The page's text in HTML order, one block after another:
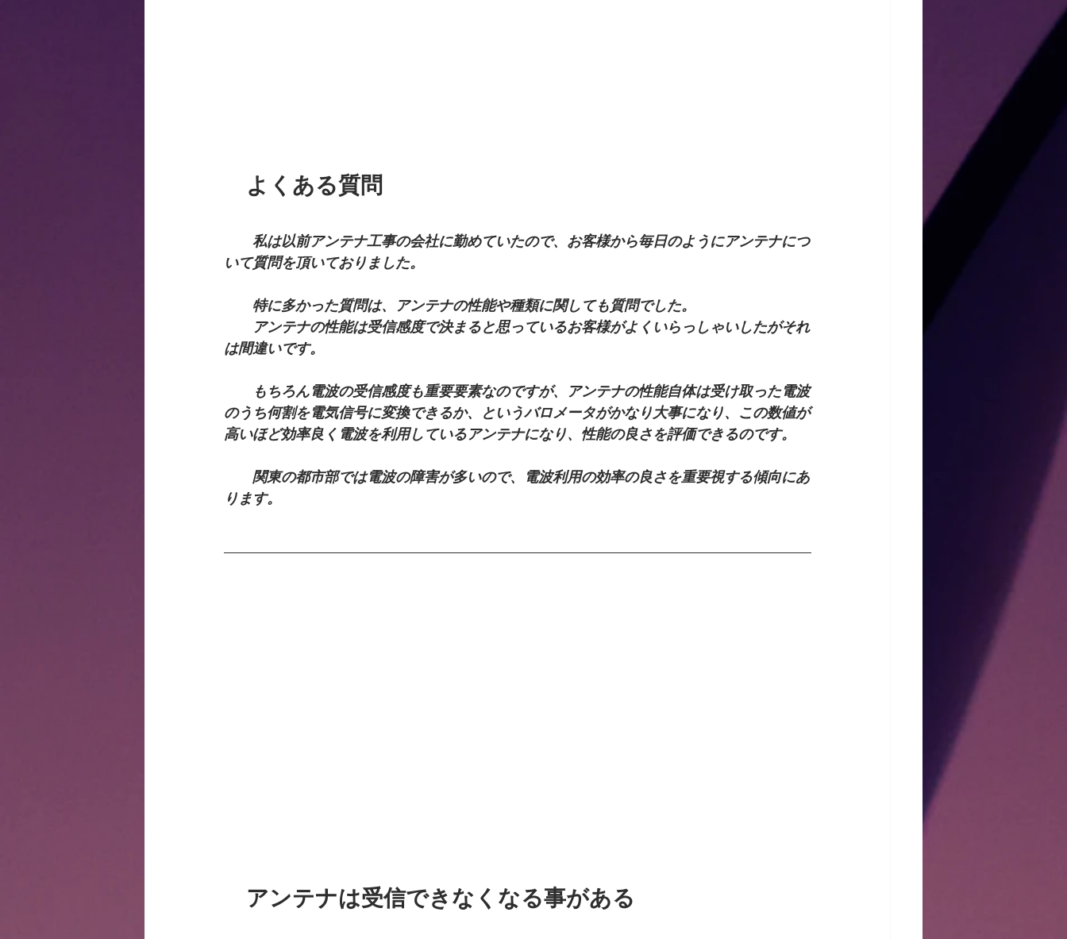
よくある質問
私は以前アンテナ工事の会社に勤めていたので、お客様から毎日のようにアンテナにつ
いて質問を頂いておりました。
特に多かった質問は、アンテナの性能や種類に関しても質問でした。
アンテナの性能は受信感度で決まると思っているお客様がよくいらっしゃいしたがそれ
は間違いです。
もちろん電波の受信感度も重要要素なのですが、アンテナの性能自体は受け取った電波
のうち何割を電気信号に変換できるか、というバロメータがかなり大事になり、この数値が
高いほど効率良く電波を利用しているアンテナになり、性能の良さを評価できるのです。
関東の都市部では電波の障害が多いので、電波利用の効率の良さを重要視する傾向にあ
ります。
アンテナは受信できなくなる事がある